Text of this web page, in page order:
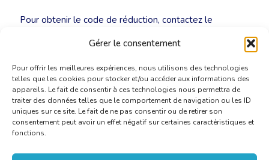
Gérer le consentement
Pour offrir les meilleures expériences, nous utilisons des technologies
telles que les cookies pour stocker et/ou accéder aux informations des
appareils. Le fait de consentir à ces technologies nous permettra de
traiter des données telles que le comportement de navigation ou les ID
uniques sur ce site. Le fait de ne pas consentir ou de retirer son
consentement peut avoir un effet négatif sur certaines caractéristiques et
fonctions.
Pour obtenir le code de réduction, contactez le